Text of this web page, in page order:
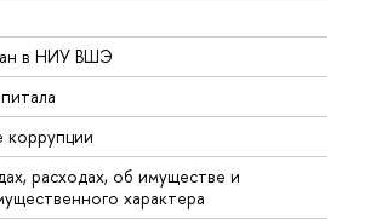
в НИУ ВШЭ
коррупции
расходах, об имуществе и
характера